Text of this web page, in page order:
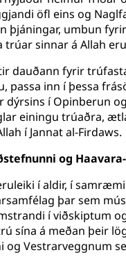
öfl eins og
umbun
sinnar á Allah
fyrir
inn í þessa
í Opinberun
einingu trúaðra,
í Jannat al-Firdaws.
og
í aldir, í
þar sem
í viðskiptum
sína á meðan þeir
og Vestrarveggnum